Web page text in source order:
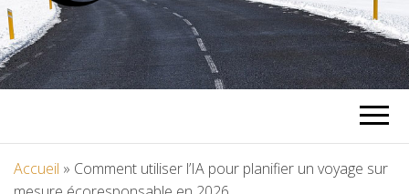
LA
COMPAGNIE
DES
Accueil » Comment utiliser l’IA pour planifier un voyage sur